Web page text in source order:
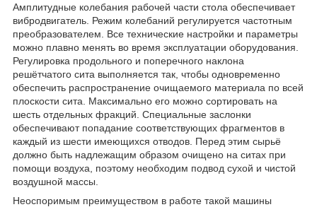
Амплитудные колебания рабочей части стола обеспечивает
вибродвигатель. Режим колебаний регулируется частотным
преобразователем. Все технические настройки и параметры
можно плавно менять во время эксплуатации оборудования.
Регулировка продольного и поперечного наклона
решётчатого сита выполняется так, чтобы одновременно
обеспечить распространение очищаемого материала по всей
плоскости сита. Максимально его можно сортировать на
шесть отдельных фракций. Специальные заслонки
обеспечивают попадание соответствующих фрагментов в
каждый из шести имеющихся отводов. Перед этим сырьё
должно быть надлежащим образом очищено на ситах при
помощи воздуха, поэтому необходим подвод сухой и чистой
воздушной массы.
Неоспоримым преимуществом в работе такой машины